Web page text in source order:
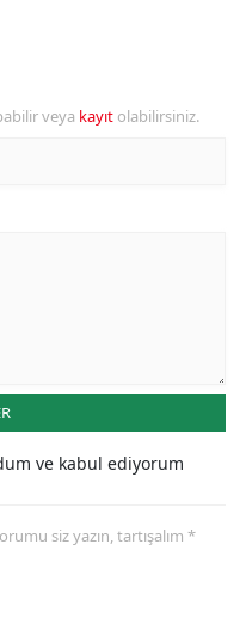
veya kayıt olabilirsiniz.
ve kabul ediyorum
siz yazın, tartışalım *